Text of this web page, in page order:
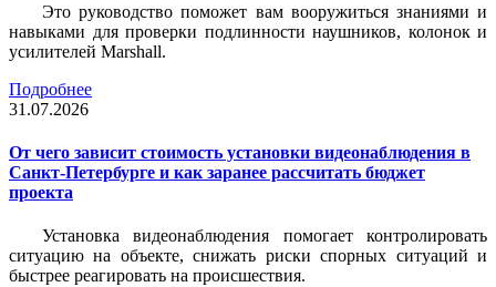
Это руководство поможет вам вооружиться знаниями и
навыками для проверки подлинности наушников, колонок и
усилителей Marshall.
Подробнее
31.07.2026
От чего зависит стоимость установки видеонаблюдения в
Санкт-Петербурге и как заранее рассчитать бюджет
проекта
Установка видеонаблюдения помогает контролировать
ситуацию на объекте, снижать риски спорных ситуаций и
быстрее реагировать на происшествия.